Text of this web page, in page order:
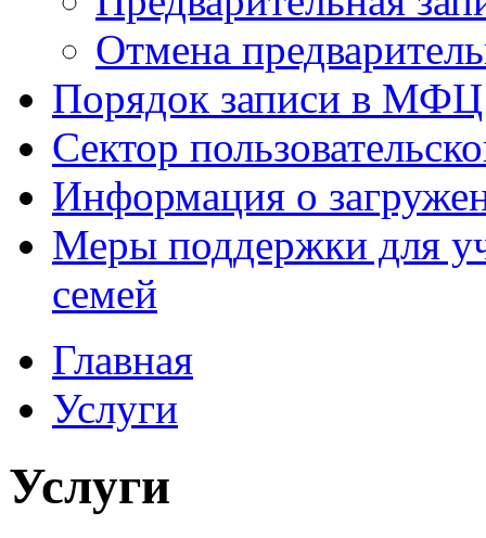
Отмена
Порядок записи в МФЦ
Сектор
Информация о
Меры поддержки для
семей
Главная
Услуги
Услуги